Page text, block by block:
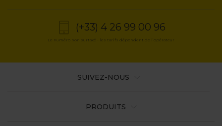
(+33) 4 26 99 00 96
Le numéro non surtaxé - les tarifs dépendent de l’opérateur
PRODUITS
SUIVEZ-NOUS